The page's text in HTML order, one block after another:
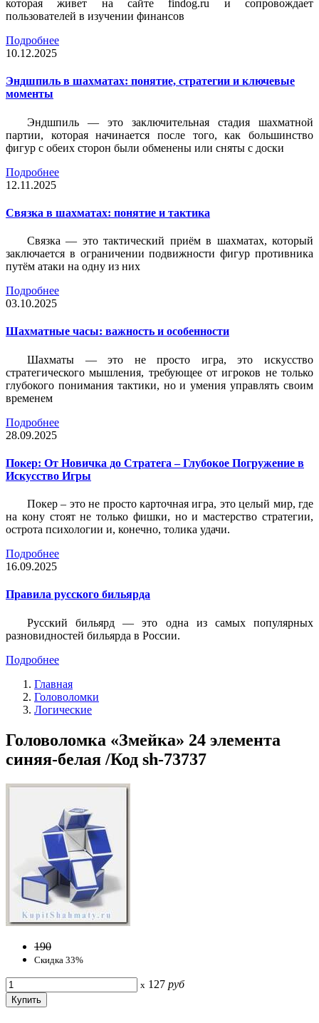
которая живет на сайте findog.ru и сопровождает
пользователей в изучении финансов
Подробнее
10.12.2025
Эндшпиль в шахматах: понятие, стратегии и ключевые
моменты
Эндшпиль — это заключительная стадия шахматной
партии, которая начинается после того, как большинство
фигур с обеих сторон были обменены или сняты с доски
Подробнее
12.11.2025
Связка в шахматах: понятие и тактика
Связка — это тактический приём в шахматах, который
заключается в ограничении подвижности фигур противника
путём атаки на одну из них
Подробнее
03.10.2025
Шахматные часы: важность и особенности
Шахматы — это не просто игра, это искусство
стратегического мышления, требующее от игроков не только
глубокого понимания тактики, но и умения управлять своим
временем
Подробнее
28.09.2025
Покер: От Новичка до Стратега – Глубокое Погружение в
Искусство Игры
Покер – это не просто карточная игра, это целый мир, где
на кону стоят не только фишки, но и мастерство стратегии,
острота психологии и, конечно, толика удачи.
Подробнее
16.09.2025
Правила русского бильярда
Русский бильярд — это одна из самых популярных
разновидностей бильярда в России.
Подробнее
Главная
Головоломки
Логические
Головоломка «Змейка» 24 элемента
синяя-белая /Код sh-73737
190
Скидка 33%
x 127 руб